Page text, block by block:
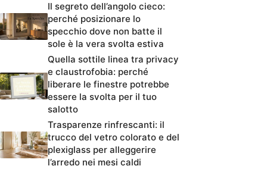
Il segreto dell’angolo cieco:
perché posizionare lo
specchio dove non batte il
sole è la vera svolta estiva
Quella sottile linea tra privacy
e claustrofobia: perché
liberare le finestre potrebbe
essere la svolta per il tuo
salotto
Trasparenze rinfrescanti: il
trucco del vetro colorato e del
plexiglass per alleggerire
l’arredo nei mesi caldi